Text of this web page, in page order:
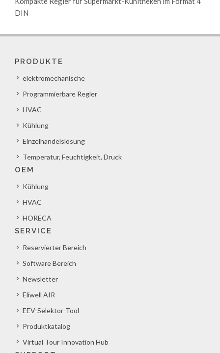
DIN
PRODUKTE
elektromechanische
Programmierbare Regler
HVAC
Kühlung
Einzelhandelslösung
Temperatur, Feuchtigkeit, Druck
OEM
Kühlung
HVAC
HORECA
SERVICE
Reservierter Bereich
Software Bereich
Newsletter
Eliwell AIR
EEV-Selektor-Tool
Produktkatalog
Virtual Tour Innovation Hub